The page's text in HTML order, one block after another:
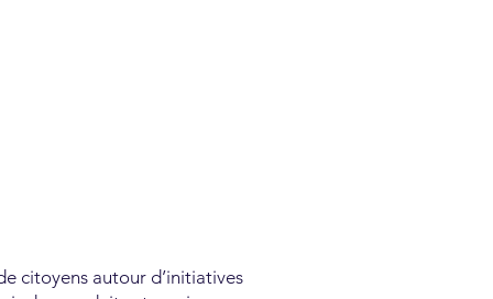
citoyens autour d’initiatives